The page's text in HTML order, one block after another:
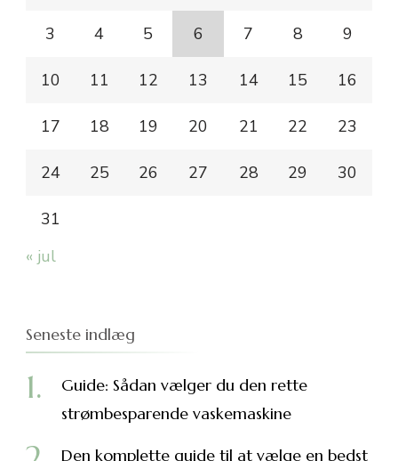
3 4 5 6 7 8 9
10 11 12 13 14 15 16
17 18 19 20 21 22 23
24 25 26 27 28 29 30
31
« jul
Seneste indlæg
Guide: Sådan vælger du den rette
strømbesparende vaskemaskine
Den komplette guide til at vælge en bedst